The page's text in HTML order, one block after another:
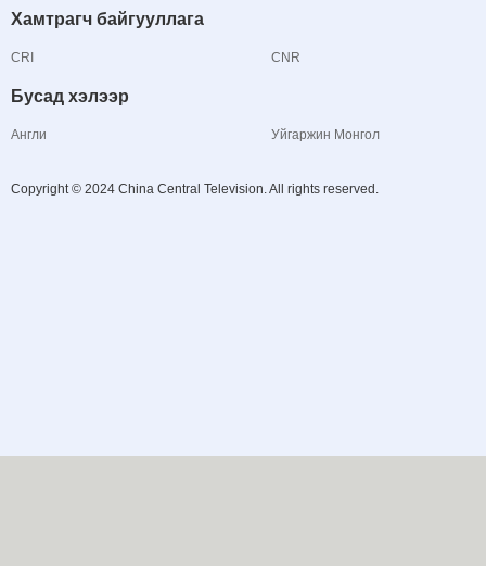
Хамтрагч байгууллага
CRI CNR
Бусад хэлээр
Англи Уйгаржин Монгол
Copyright © 2024 China Central Television. All rights reserved.